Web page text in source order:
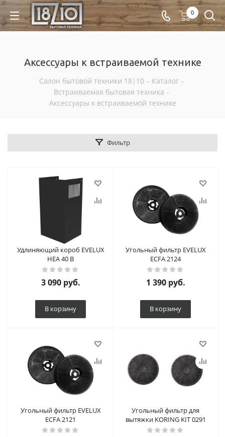
0
Аксессуары к встраиваемой технике
Салон бытовой техники 18|10 - Каталог -
Встраиваемая бытовая техника -
Аксессуары к встраиваемой технике
Фильтр
Удлиняющий короб EVELUX
HEA 40 B
3 090руб.
В корзину
Угольный фильтр EVELUX
ECFA 2124
1 390руб.
В корзину
Угольный фильтр EVELUX
ECFA 2121
Угольный фильтр для
вытяжки KORING KIT 0291